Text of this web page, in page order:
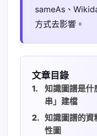
sameAs、
方式去影響。
文章目錄
知識圖譜是什
串」建檔
知識圖譜的資
性圖